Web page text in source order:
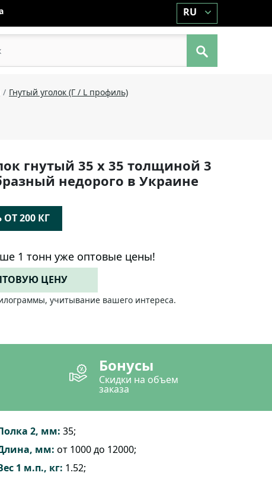
RU
Гнутый уголок (Г / L профиль)
гнутый 35 х 35 толщиной 3
недорого в Украине
200 КГ
1 тонн уже оптовые цены!
ЦЕНУ
учитывание вашего интереса.
Бонусы
Скидки на объем
заказа
2, мм: 35;
мм: от 1000 до 12000;
1 м.п., кг: 1.52;